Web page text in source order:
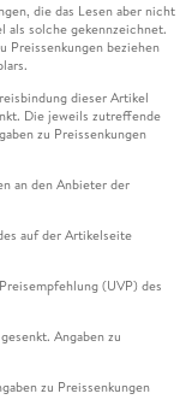
die das Lesen aber nicht
als solche gekennzeichnet.
Preissenkungen beziehen
dieser Artikel
Die jeweils zutreffende
zu Preissenkungen
an den Anbieter der
auf der Artikelseite
(UVP) des
Angaben zu
zu Preissenkungen